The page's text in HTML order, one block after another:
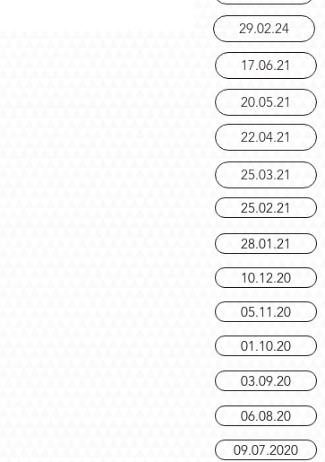
29.02.24
17.06.21
20.05.21
22.04.21
25.03.21
25.02.21
28.01.21
10.12.20
05.11.20
01.10.20
03.09.20
06.08.20
09.07.2020